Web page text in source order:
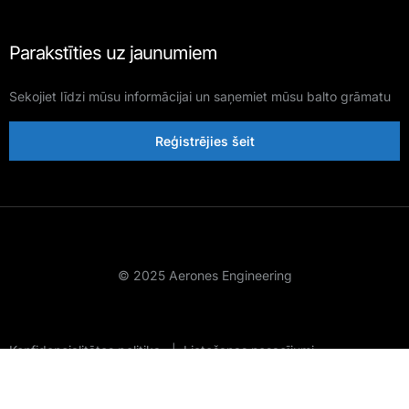
Parakstīties uz jaunumiem
Sekojiet līdzi mūsu informācijai un saņemiet mūsu balto grāmatu
Reģistrējies šeit
© 2025 Aerones Engineering
Konfidencialitātes politika | Lietošanas nosacījumi